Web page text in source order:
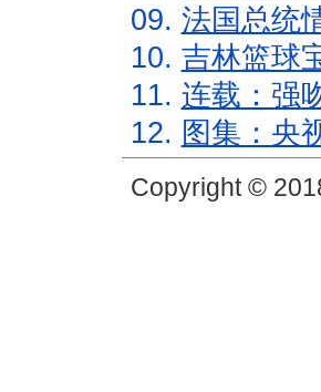
09. 法国总统
10. 吉林篮球
11. 连载：强
12. 图集：央
Copyright ©